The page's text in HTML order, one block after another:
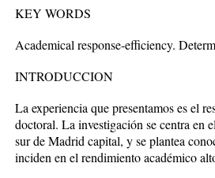
KEY WORDS
Academical response-efficiency.
INTRODUCCION
La experiencia que presentamos es el
doctoral. La investigación se centra en
sur de Madrid capital, y se plantea
inciden en el rendimiento académico